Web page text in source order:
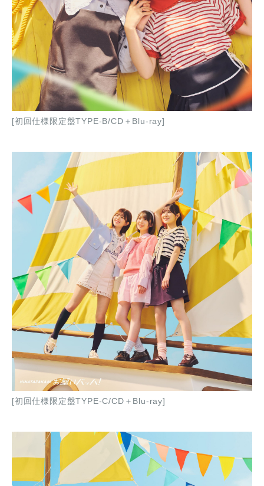
[初回仕様限定盤TYPE-B/CD＋Blu-ray]
[初回仕様限定盤TYPE-C/CD＋Blu-ray]